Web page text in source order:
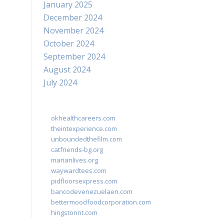
January 2025
December 2024
November 2024
October 2024
September 2024
August 2024
July 2024
okhealthcareers.com
theintexperience.com
unboundedthefilm.com
catfriends-bg.org
marianlives.org
waywardtees.com
pidfloorsexpress.com
bancodevenezuelaen.com
bettermoodfoodcorporation.com
hingstonnt.com